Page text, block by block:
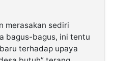
merasakan sediri
bagus-bagus, ini tentu
terhadap upaya